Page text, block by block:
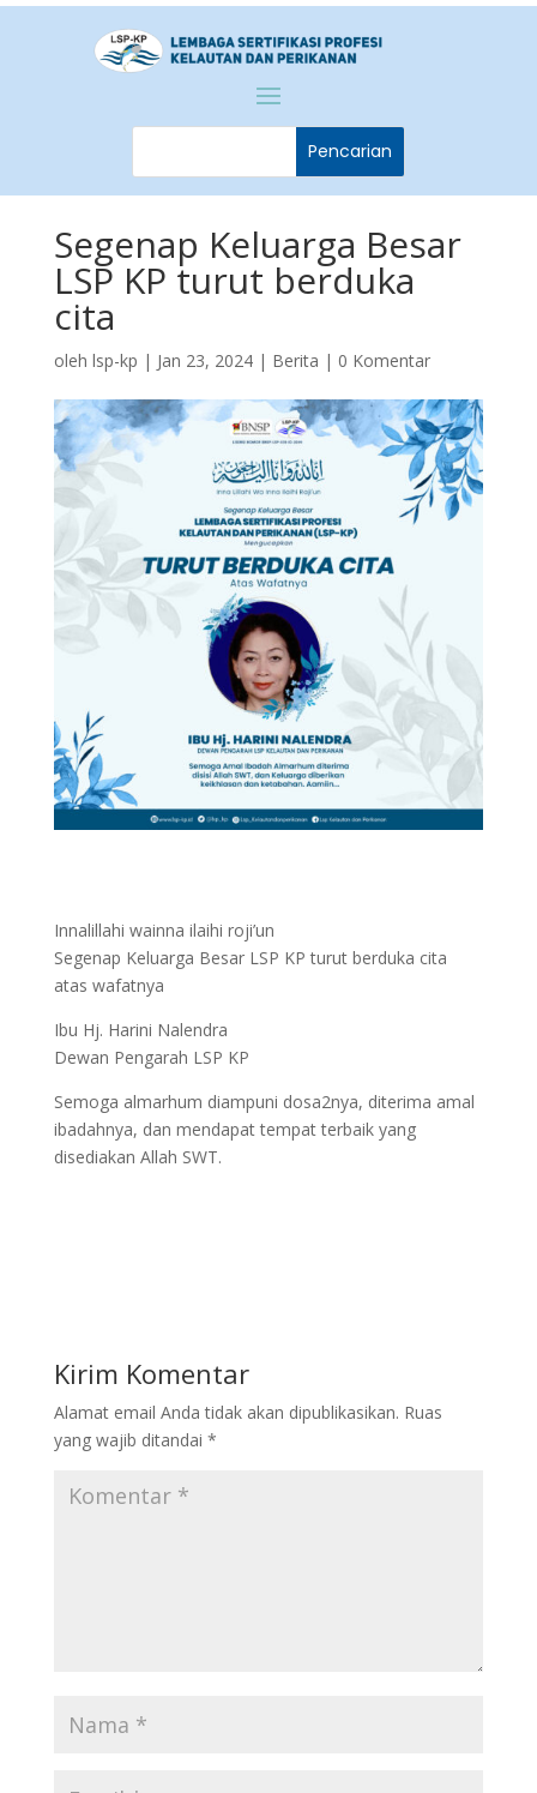
Segenap Keluarga Besar
LSP KP turut berduka
cita
oleh lsp-kp | Jan 23, 2024| Berita | 0 Komentar
Innalillahi wainna ilaihi roji’un
Segenap Keluarga Besar LSP KP turut berduka cita
atas wafatnya
Ibu Hj. Harini Nalendra
Dewan Pengarah LSP KP
Semoga almarhum diampuni dosa2nya, diterima amal
ibadahnya, dan mendapat tempat terbaik yang
disediakan Allah SWT.
Kirim Komentar
Alamat email Anda tidak akan dipublikasikan. Ruas
yang wajib ditandai *